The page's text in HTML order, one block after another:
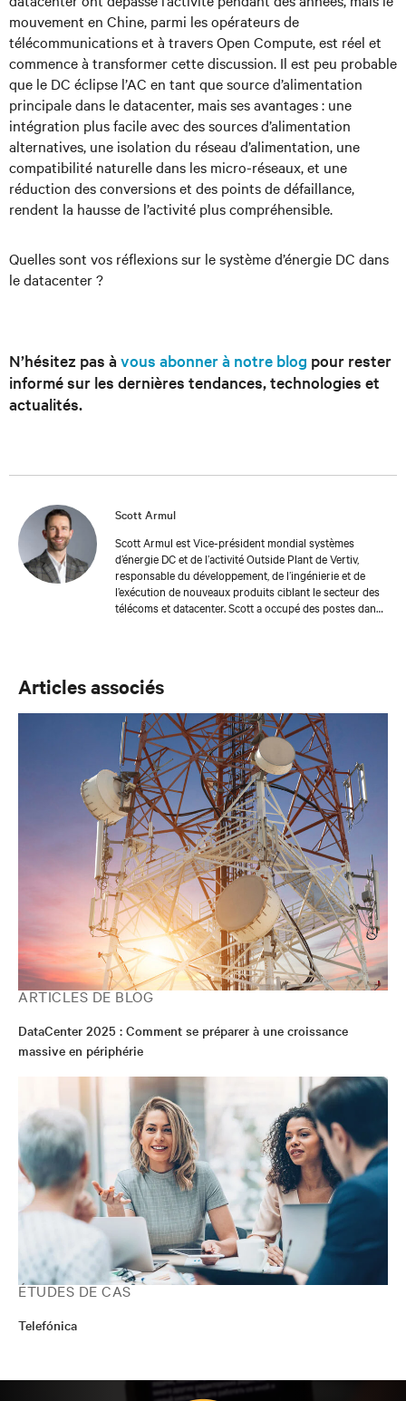
mouvement en Chine, parmi les opérateurs de
télécommunications et à travers Open Compute, est réel et
commence à transformer cette discussion. Il est peu probable
que le DC éclipse l’AC en tant que source d’alimentation
principale dans le datacenter, mais ses avantages : une
intégration plus facile avec des sources d’alimentation
alternatives, une isolation du réseau d’alimentation, une
compatibilité naturelle dans les micro-réseaux, et une
réduction des conversions et des points de défaillance,
rendent la hausse de l’activité plus compréhensible.
Quelles sont vos réflexions sur le système d’énergie DC dans
le datacenter ?
N’hésitez pas à vous abonner à notre blog pour rester
informé sur les dernières tendances, technologies et
actualités.
Scott Armul
Scott Armul est Vice-président mondial systèmes
d’énergie DC et de l’activité Outside Plant de Vertiv,
responsable du développement, de l’ingénierie et de
l’exécution de nouveaux produits ciblant le secteur des
télécoms et datacenter. Scott a occupé des postes dans
passionné par le secteur des télécoms/datacenter et le
Articles associés
ARTICLES DE BLOG
DataCenter 2025 : Comment se préparer à une croissance
massive en périphérie
ÉTUDES DE CAS
Telefónica